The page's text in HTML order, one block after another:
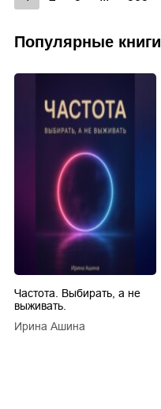
Популярные книги
Частота. Выбирать, а не
выживать.
Ирина Ашина